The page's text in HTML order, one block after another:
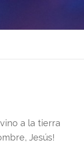
a la tierra
Jesús!